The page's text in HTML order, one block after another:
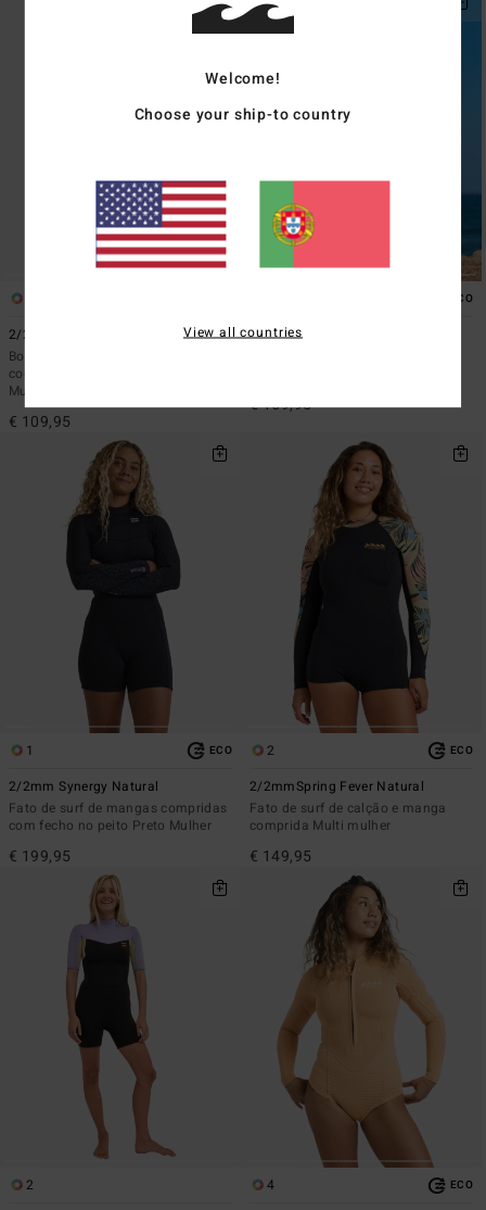
2/2mm Synergy
Body para surf de manga curta,
com fecho nas costas Vermelho
Mulher
€ 109,95
ECO
Mami Wata
€ 169,95
1 ECO
2/2mm Synergy Natural
Fato de surf de mangas compridas
com fecho no peito Preto Mulher
€ 199,95
2 ECO
2/2mmSpring Fever Natural
Fato de surf de calção e manga
comprida Multi mulher
€ 149,95
2
4 ECO
Welcome!
Choose your ship-to country
View all countries